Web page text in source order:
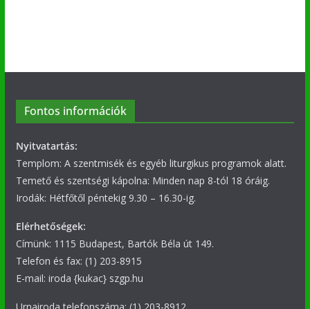
Fontos információk
Nyitvatartás:
Templom: A szentmisék és egyéb liturgikus programok alatt.
Temető és szentségi kápolna: Minden nap 8-tól 18 óráig.
Irodák: Hétfőtől péntekig 9.30 – 16.30-ig.
Elérhetőségek:
Címünk: 1115 Budapest, Bartók Béla út 149.
Telefon és fax: (1) 203-8915
E-mail: iroda {kukac} szgp.hu